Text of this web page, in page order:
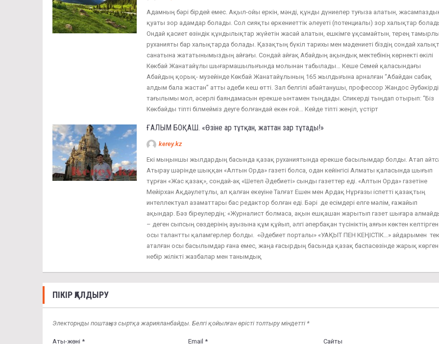
Адамның бәрі бірдей емес. Ақыл-ойы еркін, мәнді, құнды дүниелер туғыза алатын,
қуаты зор адамдар болады. Сол сияқты өркениеттік әлеуеті (потенциалы) зор халықтар
Ондай қасиет өзіндік құндылықтар жүйетін жасай алатын, ешкімге ұқсамайтын, терең тамырлы
руханияты бар халықтарда болады. Қазақтың бүкіл тарихы мен мәдениеті біздің сондай
санатына жататынымыздың айғағы. Сондай айғақ Абайдың ақындық мектебінің көрнекті өкілі
Көкбай Жанатайұлы шығармашылығында молынан табылады… Кеше Семей қаласындағы
Абайдың қорық- музейінде Көкбай Жанатайұлының 165 жылдығына арналған “Абайдан сабақ
алдым бала жастан” атты әдеби кеш өтті. Зал белгілі абайтанушы, профессор Жандос
тағылымы мол, әсерлі баяндамасын ерекше ынтамен тыңдады. Спикерді тыңдап отырып: “Біз
Көкбайды тіпті білмейміз деуге болғандай екен ғой… Кейде тіпті жеңіл, үстірт
ҒАЛЫМ БОҚАШ. «Өзіне ар тұтқан, жаттан зар тұтады!»
kerey.kz
Екі мыңыншы жылдардың басында қазақ руханиятында ерекше басылымдар болды. Атап
Атырау шәрінде шыққан «Алтын Орда» газеті болса, одан кейінгісі Алматы қаласында шығып
тұрған «Жас қазақ», сондай-ақ «Шетел Әдебиеті» сынды газеттер еді. «Алтын Орда» газетіне
Мейірхан Ақдәулетұлы, ал қалған екеуіне Талғат Ешен мен Ардақ Нұрғазы іспетті қазақтың
интеллектуал азаматтары бас редактор болған еді. Бәрі де есімдері елге мәлім, ғажайып
ақындар. Бәз біреулердің: «Журналист болмаса, ақын ешқашан жарытып газет шығара
– деген сыпсың сөздерінің ауызына құм құйып, әлгі әпербақан түсініктің аяғын көктен
осы талантты қаламгерлер болды. «Әдебиет порталы» «УАҚЫТ ПЕН КЕҢІСТІК…» айдарымен тек
аталған осы басылымдар ғана емес, жаңа ғасырдың басында қазақ баспасөзінде жарық көрген
небір жілікті жазбалар мен танымдық
ПІКІР ҚАЛДЫРУ
Электорнды поштаңыз сыртқа жарияланбайды. Белгі қойылған өрісті толтыру міндетті *
Аты-жөні * Email * Сайты